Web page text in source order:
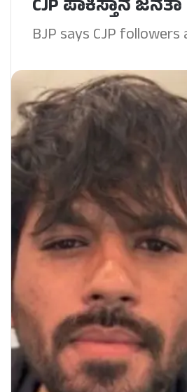
CJP ಪಾಕಿಸ್ತಾನ
BJP says CJP